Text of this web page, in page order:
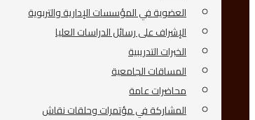
العضوية في المؤسسات الإدارية والتربوية
الإشراف على رسائل الدراسات العليا
الخبرات التدريبية
المساقات الجامعية
محاضرات عامة
المشاركة في مؤتمرات وحلقات نقاش